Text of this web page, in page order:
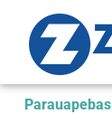
Parauapebas